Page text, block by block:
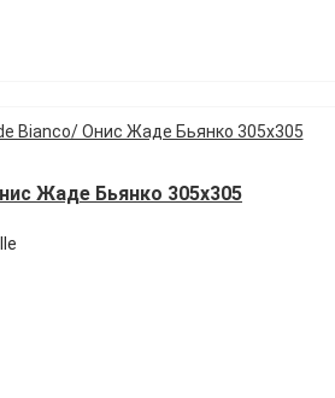
Жаде Бьянко 305х305